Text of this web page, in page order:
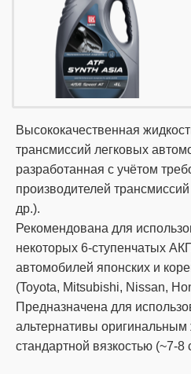
Высококачественная
трансмиссий легковых
разработанная с учётом
производителей
др.).
Рекомендована для
некоторых 6-ступенчатых
автомобилей японских и
(Toyota, Mitsubishi, Nissan,
Предназначена для
альтернативы оригинальным
стандартной вязкостью (~7-8